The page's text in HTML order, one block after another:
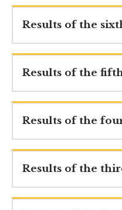
Results of the
Results of the
Results of the
Results of the